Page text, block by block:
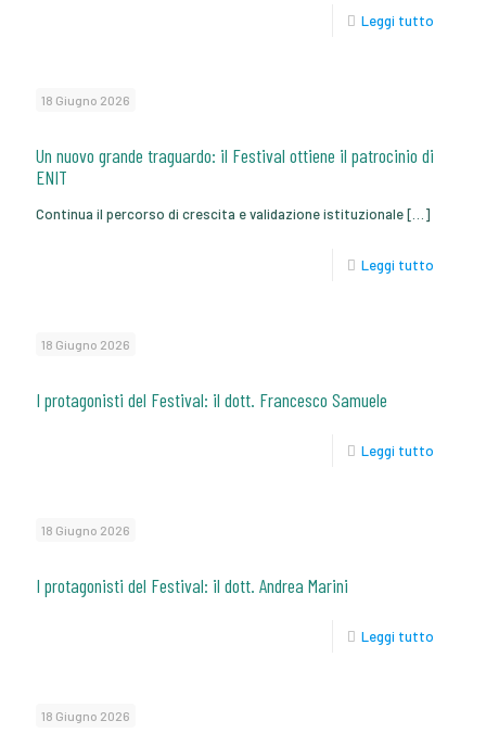
Leggi tutto
18 Giugno 2026
Un nuovo grande traguardo: il Festival ottiene il patrocinio di
ENIT
Continua il percorso di crescita e validazione istituzionale[…]
Leggi tutto
18 Giugno 2026
I protagonisti del Festival: il dott. Francesco Samuele
Leggi tutto
18 Giugno 2026
I protagonisti del Festival: il dott. Andrea Marini
Leggi tutto
18 Giugno 2026